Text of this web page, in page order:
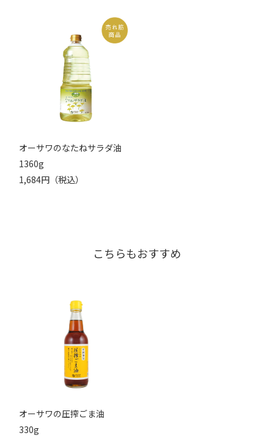
オーサワのなたねサラダ油
1360g
1,684円（税込）
こちらもおすすめ
オーサワの圧搾ごま油
330g